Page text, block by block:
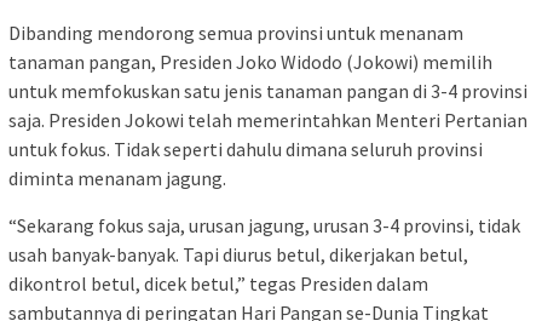
Dibanding mendorong semua provinsi untuk menanam
tanaman pangan, Presiden Joko Widodo (Jokowi) memilih
untuk memfokuskan satu jenis tanaman pangan di 3-4 provinsi
saja. Presiden Jokowi telah memerintahkan Menteri Pertanian
untuk fokus. Tidak seperti dahulu dimana seluruh provinsi
diminta menanam jagung.
“Sekarang fokus saja, urusan jagung, urusan 3-4 provinsi, tidak
usah banyak-banyak. Tapi diurus betul, dikerjakan betul,
dikontrol betul, dicek betul,” tegas Presiden dalam
sambutannya di peringatan Hari Pangan se-Dunia Tingkat